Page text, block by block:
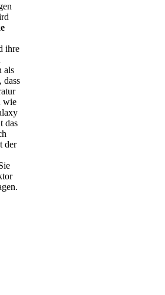
ihre
als
dass
wie
das
der